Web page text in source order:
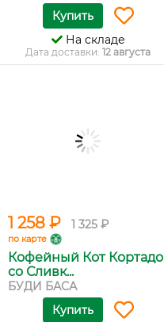
Купить
На складе
Дата доставки: 12 августа
1 258 ₽ 1 325 ₽
по карте
Кофейный Кот Кортадо
со Сливк...
БУДИ БАСА
Купить